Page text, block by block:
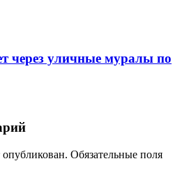
через уличные муралы по
Обязательные поля